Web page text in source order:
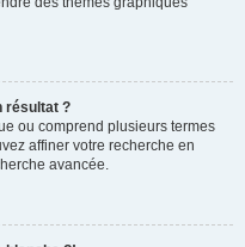
résultat ?
ou comprend plusieurs termes
affiner votre recherche en
avancée.